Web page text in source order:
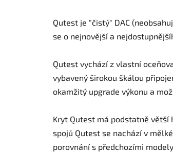
Qutest je "čistý" DAC
se o nejnovější a
Qutest vychází z vlastní
vybavený širokou škálou
okamžitý upgrade výkonu a
Kryt Qutest má podstatně větší
spojů Qutest se nachází v
porovnání s předchozími